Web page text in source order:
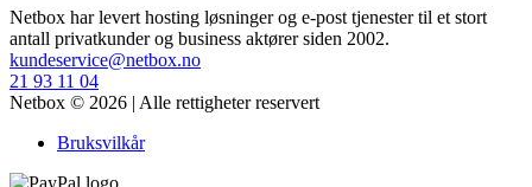
Netbox har levert hosting løsninger og e-post tjenester til et stort
antall privatkunder og business aktører siden 2002.
kundeservice@netbox.no
21 93 11 04
Netbox © 2026 | Alle rettigheter reservert
Bruksvilkår